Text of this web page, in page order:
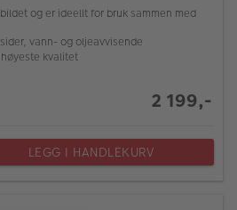
og er ideellt for bruk sammen med
vann- og oljeavvisende
kvalitet
2 199,-
LEGG I HANDLEKURV